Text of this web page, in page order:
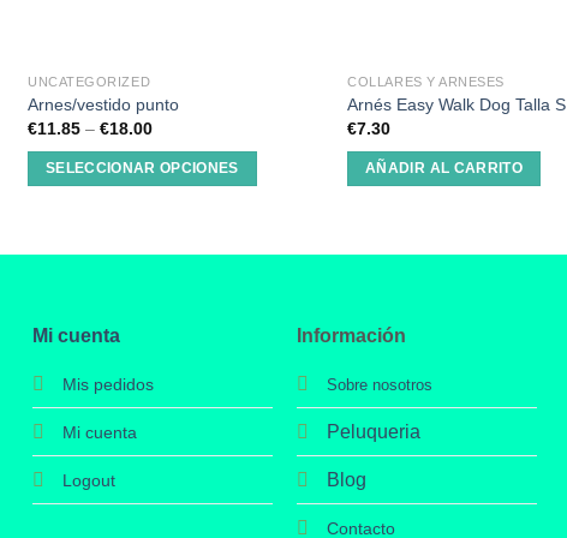
UNCATEGORIZED
Arnes/vestido punto
€11.85 –€18.00
SELECCIONAR OPCIONES
COLLARES Y ARNESES
Arnés Easy Walk Dog Talla S
€7.30
AÑADIR AL CARRITO
Mi cuenta
Mis pedidos
Mi cuenta
Logout
Información
Sobre nosotros
Peluqueria
Blog
Contacto